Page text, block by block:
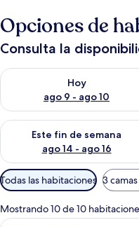
Opciones de
Consulta la
Hoy
ago 9 - ago 10
Consulta la disponibilidad
Este fin de semana
ago 14 - ago 16
Consulta la disponibilidad
Filtros
disponibles
para
las
Todas las habitaciones 3
Mostrando 10 de 10